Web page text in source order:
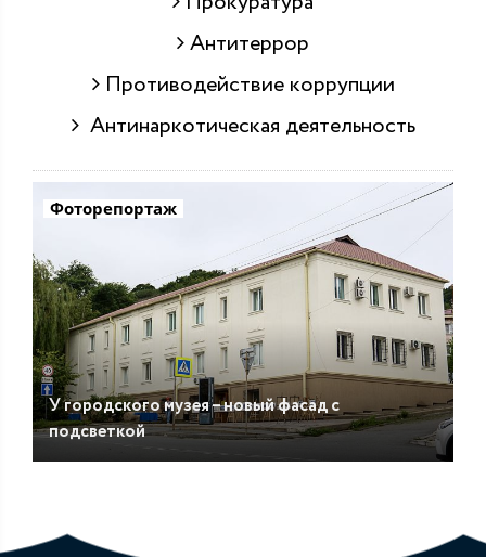
Антитеррор
Противодействие коррупции
Антинаркотическая деятельность
Фоторепортаж
У городского музея – новый фасад с
подсветкой